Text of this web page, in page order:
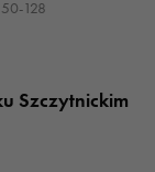
128
Szczytnickim